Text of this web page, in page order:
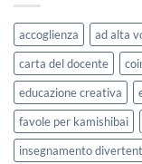
accoglienza ad alta
carta del docente
educazione creativa
favole per kamishibai
insegnamento